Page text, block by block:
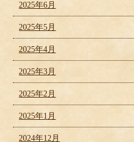
2025年6月
2025年5月
2025年4月
2025年3月
2025年2月
2025年1月
2024年12月